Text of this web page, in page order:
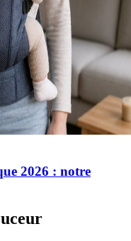
2026 : notre